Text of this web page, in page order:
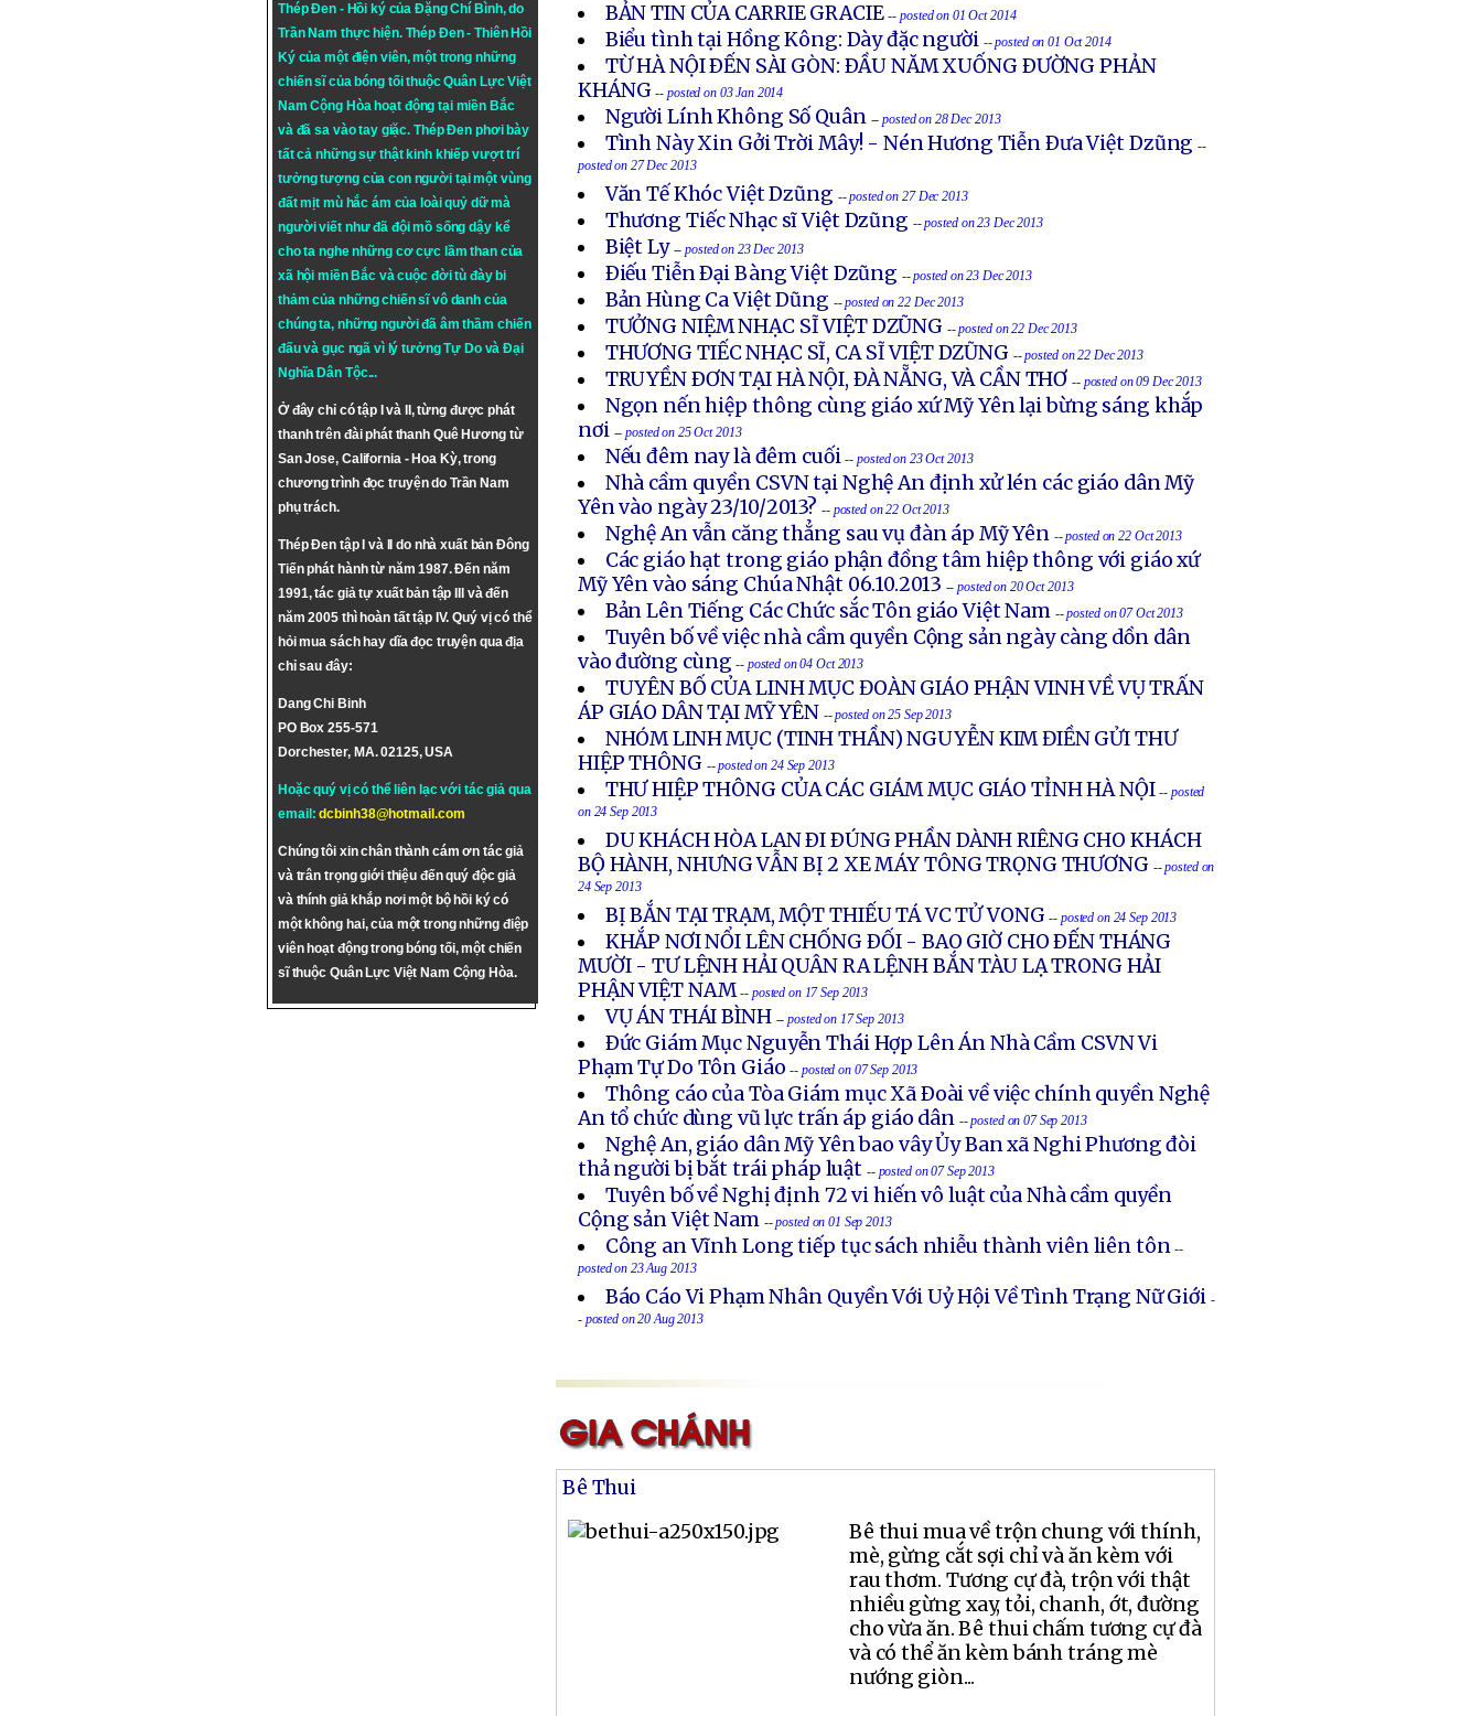
Thép Đen - Hồi ký của Đặng Chí Bình, do
Trần Nam thực hiện. Thép Đen- Thiên Hồi
Ký của một điện viên, một trong những
chiến sĩ của bóng tối thuộc Quân Lực Việt
Nam Cộng Hòa hoạt động tại miền Bắc
và đã sa vào tay giặc. Thép Đen phơi bày
tất cả những sự thật kinh khiếp vượt trí
tưởng tượng của con người tại một vùng
đất mịt mù hắc ám của loài quỷ dữ mà
người viết như đã đội mồ sống dậy kể
cho ta nghe những cơ cực lầm than của
xã hội miền Bắc và cuộc đời tù đày bi
thảm của những chiến sĩ vô danh của
chúng ta, những người đã âm thầm chiến
đấu và gục ngã vì lý tưởngTự DovàĐại
Nghĩa Dân Tộc...
Ở đây chỉ có tập I và II, từng được phát
thanh trên đài phát thanh Quê Hương từ
San Jose, California - Hoa Kỳ, trong
chương trình đọc truyện do Trần Nam
phụ trách.
Thép Đen tập I và II do nhà xuất bản Đông
Tiến phát hành từ năm 1987. Đến năm
1991, tác giả tự xuất bản tập III và đến
năm 2005 thì hoàn tất tập IV. Quý vị có thể
hỏi mua sách hay dĩa đọc truyện qua địa
chỉ sau đây:
Dang Chi Binh
PO Box 255-571
Dorchester, MA. 02125, USA
Hoặc quý vị có thể liên lạc với tác giả qua
email:dcbinh38@hotmail.com
Chúng tôi xin chân thành cám ơn tác giả
và trân trọng giới thiệu đến quý độc giả
và thính giả khắp nơi một bộ hồi ký có
một không hai, của một trong những điệp
viên hoạt động trong bóng tối, một chiến
sĩ thuộc Quân Lực Việt Nam Cộng Hòa.
BẢN TIN CỦA CARRIE GRACIE-- posted on 01 Oct 2014
Biểu tình tại Hồng Kông: Dày đặc người -- posted on 01 Oct 2014
TỪ HÀ NỘI ÐẾN SÀI GÒN: ÐẦU NĂM XUỐNG ÐƯỜNG PHẢN
KHÁNG-- posted on 03 Jan 2014
Người Lính Không Số Quân -- posted on 28 Dec 2013
Tình Này Xin Gởi Trời Mây! - Nén Hương Tiễn Ðưa Việt Dzũng --
posted on 27 Dec 2013
Văn Tế Khóc Việt Dzũng -- posted on 27 Dec 2013
Thương Tiếc Nhạc sĩ Việt Dzũng -- posted on 23 Dec 2013
Biệt Ly -- posted on 23 Dec 2013
Ðiếu Tiễn Ðại Bàng Việt Dzũng -- posted on 23 Dec 2013
Bản Hùng Ca Việt Dũng -- posted on 22 Dec 2013
TƯỞNG NIỆM NHẠC SĨ VIỆT DZŨNG -- posted on 22 Dec 2013
THƯƠNG TIẾC NHẠC SĨ, CA SĨ VIỆT DZŨNG -- posted on 22 Dec 2013
TRUYỀN ÐƠN TẠI HÀ NỘI, ÐÀ NẴNG, VÀ CẦN THƠ -- posted on 09 Dec 2013
Ngọn nến hiệp thông cùng giáo xứ Mỹ Yên lại bừng sáng khắp
nơi -- posted on 25 Oct 2013
Nếu đêm nay là đêm cuối -- posted on 23 Oct 2013
Nhà cầm quyền CSVN tại Nghệ An định xử lén các giáo dân Mỹ
Yên vào ngày 23/10/2013?-- posted on 22 Oct 2013
Nghệ An vẫn căng thẳng sau vụ đàn áp Mỹ Yên -- posted on 22 Oct 2013
Các giáo hạt trong giáo phận đồng tâm hiệp thông với giáo xứ
Mỹ Yên vào sáng Chúa Nhật 06.10.2013 -- posted on 20 Oct 2013
Bản Lên Tiếng Các Chức sắc Tôn giáo Việt Nam -- posted on 07 Oct 2013
Tuyên bố về việc nhà cầm quyền Cộng sản ngày càng dồn dân
vào đường cùng -- posted on 04 Oct 2013
TUYÊN BỐ CỦA LINH MỤC ĐOÀN GIÁO PHẬN VINH VỀ VỤ TRẤN
ÁP GIÁO DÂN TẠI MỸ YÊN -- posted on 25 Sep 2013
NHÓM LINH MỤC (TINH THẦN) NGUYỄN KIM ĐIỀN GỬI THƯ
HIỆP THÔNG -- posted on 24 Sep 2013
THƯ HIỆP THÔNG CỦA CÁC GIÁM MỤC GIÁO TỈNH HÀ NỘI -- posted
on 24 Sep 2013
DU KHÁCH HÒA LAN ÐI ÐÚNG PHẦN DÀNH RIÊNG CHO KHÁCH
BỘ HÀNH, NHƯNG VẪN BỊ 2 XE MÁY TÔNG TRỌNG THƯƠNG -- posted on
24 Sep 2013
BỊ BẮN TẠI TRẠM, MỘT THIẾU TÁ VC TỬ VONG -- posted on 24 Sep 2013
KHẮP NƠI NỔI LÊN CHỐNG ÐỐI - BAO GIỜ CHO ÐẾN THÁNG
MƯỜI - TƯ LỆNH HẢI QUÂN RA LỆNH BẮN TÀU LẠ TRONG HẢI
PHẬN VIỆT NAM-- posted on 17 Sep 2013
VỤ ÁN THÁI BÌNH -- posted on 17 Sep 2013
Ðức Giám Mục Nguyễn Thái Hợp Lên Án Nhà Cầm CSVN Vi
Phạm Tự Do Tôn Giáo -- posted on 07 Sep 2013
Thông cáo của Tòa Giám mục Xã Ðoài về việc chính quyền Nghệ
An tổ chức dùng vũ lực trấn áp giáo dân -- posted on 07 Sep 2013
Nghệ An, giáo dân Mỹ Yên bao vây Ủy Ban xã Nghi Phương đòi
thả người bị bắt trái pháp luật -- posted on 07 Sep 2013
Tuyên bố về Nghị định 72 vi hiến vô luật của Nhà cầm quyền
Cộng sản Việt Nam -- posted on 01 Sep 2013
Công an Vĩnh Long tiếp tục sách nhiễu thành viên liên tôn --
posted on 23 Aug 2013
Báo Cáo Vi Phạm Nhân Quyền Với Uỷ Hội Về Tình Trạng Nữ Giới -
- posted on 20 Aug 2013
Bê Thui
Bê thui mua về trộn chung với thính,
mè, gừng cắt sợi chỉ và ăn kèm với
rau thơm. Tương cự đà, trộn với thật
nhiều gừng xay, tỏi, chanh, ớt, đường
cho vừa ăn. Bê thui chấm tương cự đà
và có thể ăn kèm bánh tráng mè
nướng giòn...